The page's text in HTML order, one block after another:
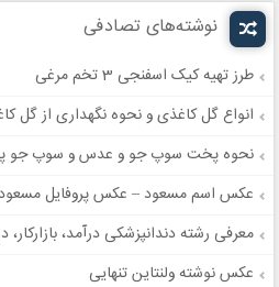
نوشته‌های تصادفی
طرز تهیه کیک اسفنجی 3 تخم مرغی
انواع گل کاغذی و نحوه نگهداری از گل
نحوه پخت سوپ جو و عدس و سوپ جو
عکس اسم مسعود – عکس پروفایل
معرفی رشته دندانپزشکی درآمد،
عکس نوشته ولنتاین تنهایی